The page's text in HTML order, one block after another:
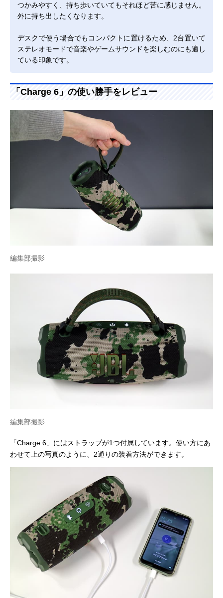
つかみやすく、持ち歩いていてもそれほど苦に感じません。
外に持ち出したくなります。
デスクで使う場合でもコンパクトに置けるため、2台置いて
ステレオモードで音楽やゲームサウンドを楽しむのにも適し
ている印象です。
「Charge 6」の使い勝手をレビュー
編集部撮影
編集部撮影
「Charge 6」にはストラップが1つ付属しています。使い方にあ
わせて上の写真のように、2通りの装着方法ができます。